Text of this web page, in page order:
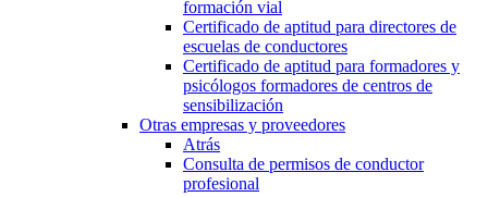
formación vial
Certificado de aptitud para directores de
escuelas de conductores
Certificado de aptitud para formadores y
psicólogos formadores de centros de
sensibilización
Otras empresas y proveedores
Atrás
Consulta de permisos de conductor
profesional